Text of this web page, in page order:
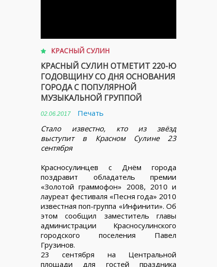
КРАСНЫЙ СУЛИН
КРАСНЫЙ СУЛИН ОТМЕТИТ 220-Ю
ГОДОВЩИНУ СО ДНЯ ОСНОВАНИЯ
ГОРОДА С ПОПУЛЯРНОЙ
МУЗЫКАЛЬНОЙ ГРУППОЙ
02.06.2017
Печать
Стало известно, кто из звёзд
выступит в Красном Сулине 23
сентября
Красносулинцев с Днём города
поздравит обладатель премии
«Золотой граммофон» 2008, 2010 и
лауреат фестиваля «Песня года» 2010
известная поп-группа «Инфинити». Об
этом сообщил заместитель главы
администрации Красносулинского
городского поселения Павел
Грузинов.
23 сентября на Центральной
площади для гостей праздника